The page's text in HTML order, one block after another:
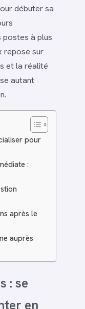
débuter sa
postes à plus
repose sur
et la réalité
autant
pour
:
après le
auprès
: se
en